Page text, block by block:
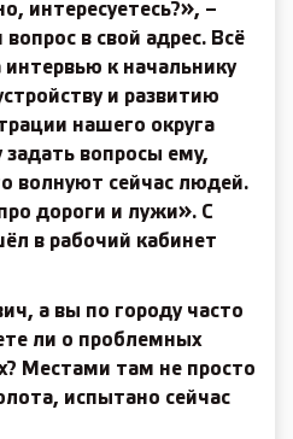
интересуетесь?», –
в свой адрес. Всё
к начальнику
и развитию
нашего округа
вопросы ему,
волнуют сейчас людей.
дороги и лужи». С
в рабочий кабинет
а вы по городу часто
ли о проблемных
Местами там не просто
испытано сейчас